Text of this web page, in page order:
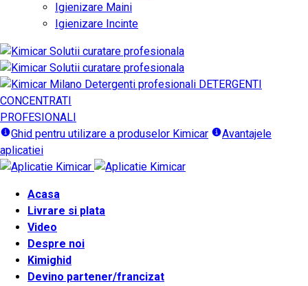
Igienizare Maini
Igienizare Incinte
DETERGENTI
CONCENTRATI
PROFESIONALI
Ghid pentru utilizare a produselor Kimicar
Avantajele
aplicatiei
Acasa
Livrare si plata
Video
Despre noi
Kimighid
Devino partener/francizat